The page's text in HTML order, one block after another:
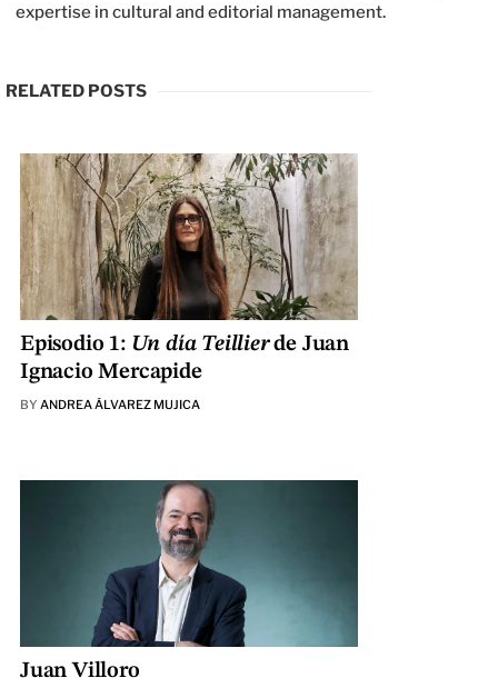
expertise in cultural and editorial management.
RELATED POSTS
Episodio 1: Un día Teillierde Juan
Ignacio Mercapide
BY ANDREA ÁLVAREZ MUJICA
Juan Villoro